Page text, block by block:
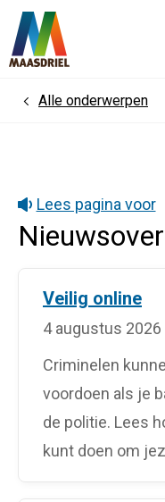
HomeAlle onderwerpen
Lees pagina voor
Veilig online
4 augustus 2026
Criminelen
voordoen als je
de politie. Lees
kunt doen om